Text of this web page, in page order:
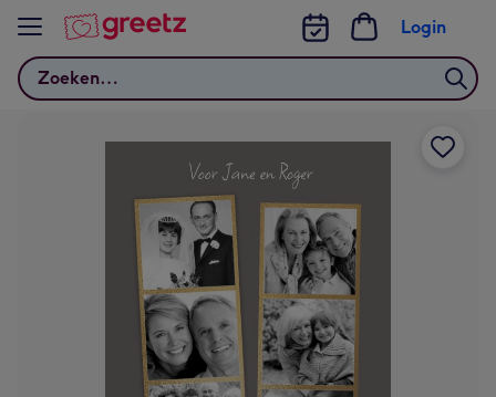
Bekijk meer
Zoeken
Login